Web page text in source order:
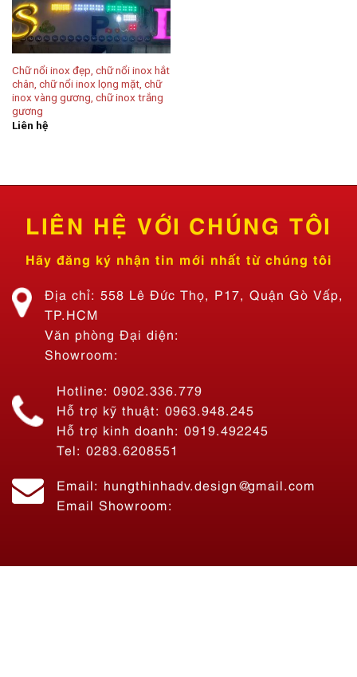
Chữ nổi inox đẹp, chữ nổi inox hắt
chân, chữ nổi inox lọng mặt, chữ
inox vàng gương, chữ inox trắng
gương
Liên hệ
LIÊN HỆ VỚI CHÚNG TÔI
Hãy đăng ký nhận tin mới nhất từ chúng tôi
Địa chỉ: 558 Lê Đức Thọ, P17, Quận Gò Vấp,
TP.HCM
Văn phòng Đại diện:
Showroom:
Hotline: 0902.336.779
Hỗ trợ kỹ thuật: 0963.948.245
Hỗ trợ kinh doanh: 0919.492245
Tel: 0283.6208551
Email: hungthinhadv.design@gmail.com
Email Showroom: